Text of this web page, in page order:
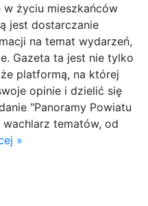
w życiu mieszkańców
jest dostarczanie
na temat wydarzeń,
Gazeta ta jest nie tylko
platformą, na której
opinie i dzielić się
"Panoramy Powiatu
tematów, od
»